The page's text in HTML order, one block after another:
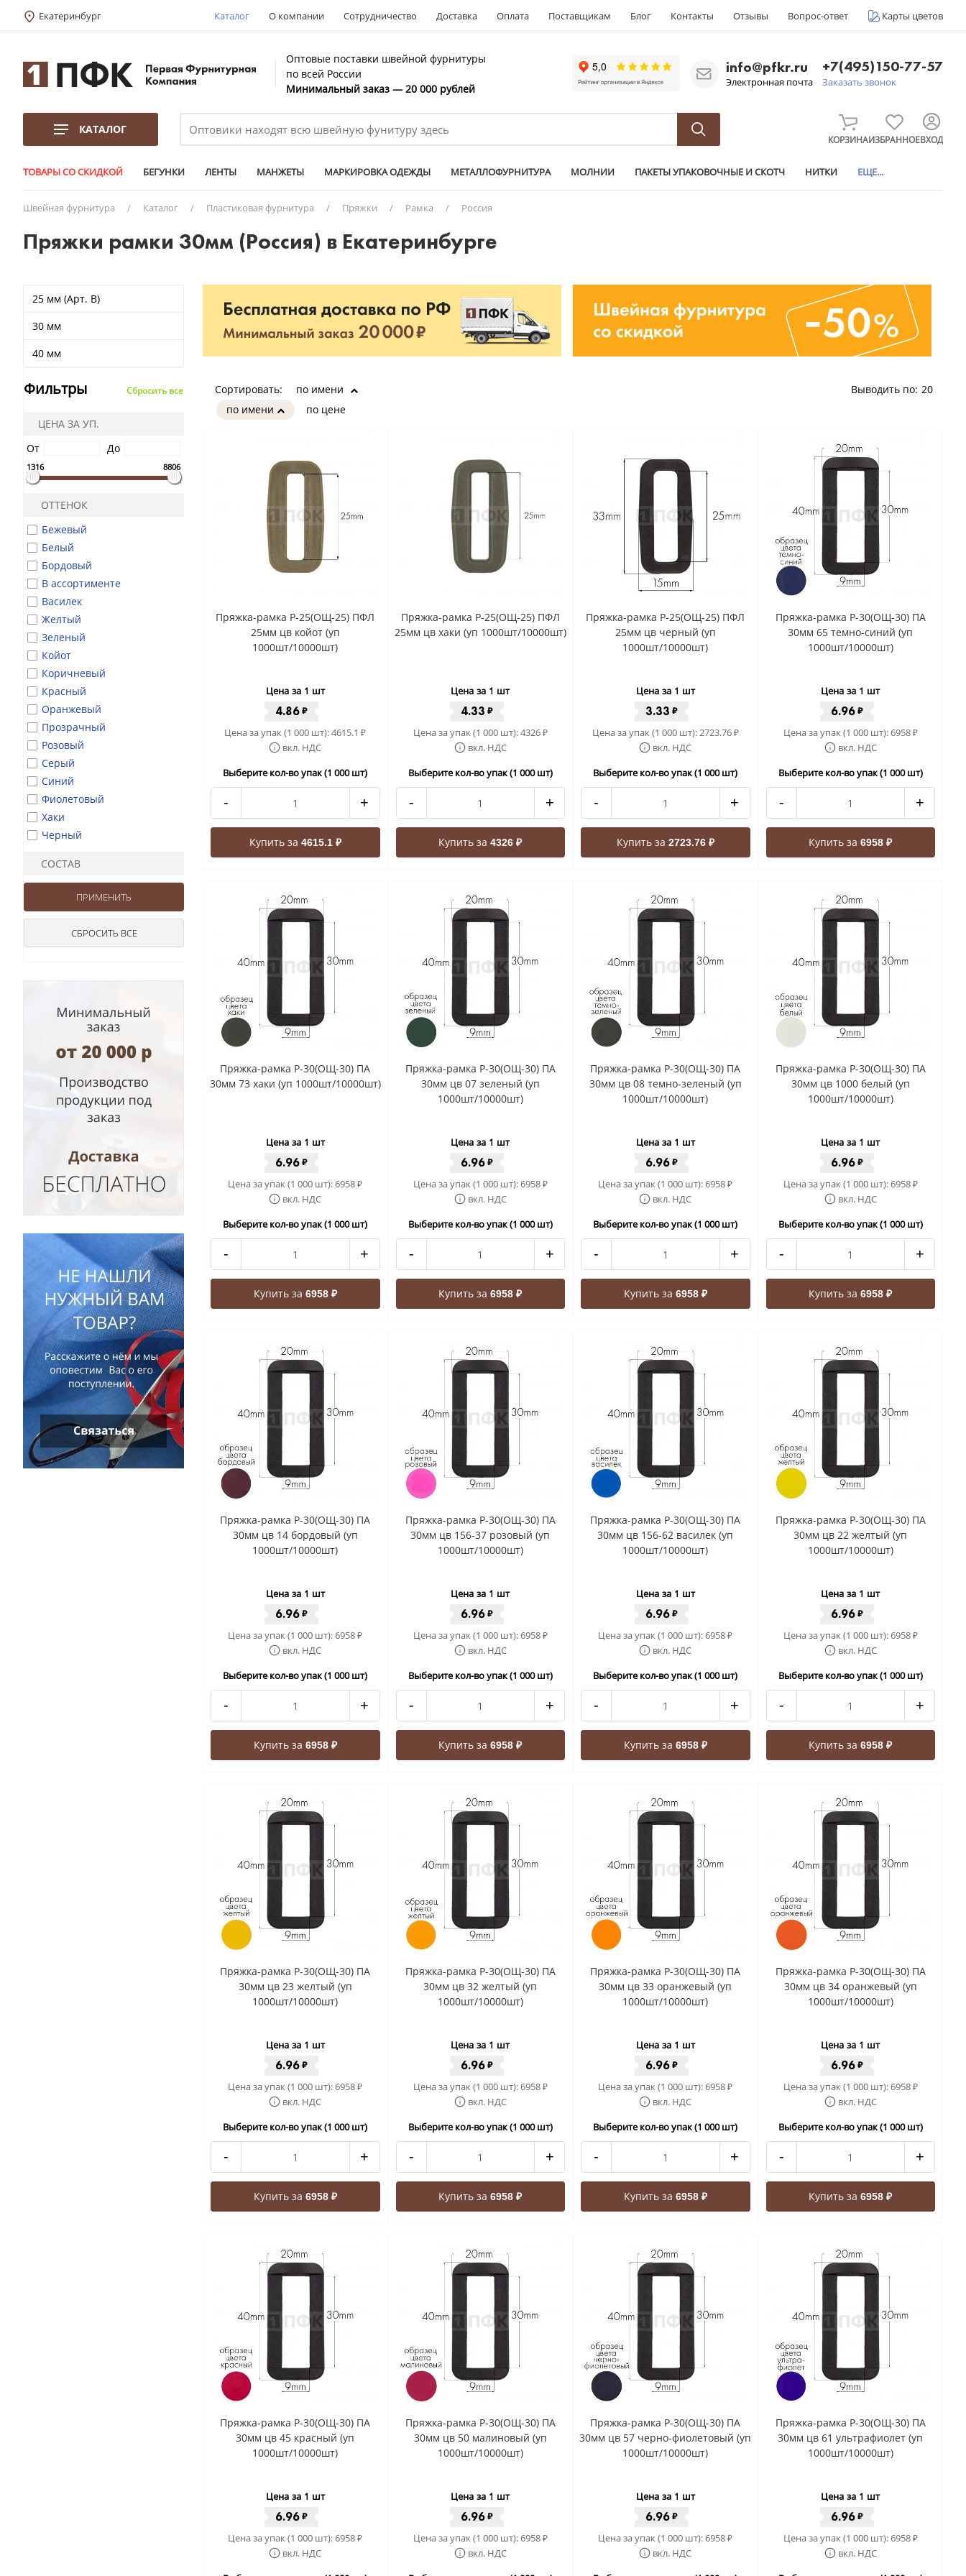
Екатеринбург Каталог О компании Сотрудничество Доставка Оплата Поставщикам Блог Контакты Отзывы Вопрос-ответ Карты цветов
Оптовые поставки швейной фурнитуры
по всей России
Минимальный заказ — 20 000 рублей
info@pfkr.ru
Электронная почта
+7(495)150-77-57
Заказать звонок
КАТАЛОГ
КОРЗИНАИЗБРАННОЕВХОД
ТОВАРЫ СО СКИДКОЙ БЕГУНКИ ЛЕНТЫ МАНЖЕТЫ МАРКИРОВКА ОДЕЖДЫ МЕТАЛЛОФУРНИТУРА МОЛНИИ ПАКЕТЫ УПАКОВОЧНЫЕ И СКОТЧ НИТКИ ЕЩЕ...
Швейная фурнитура / Каталог / Пластиковая фурнитура / Пряжки / Рамка / Россия
Пряжки рамки 30мм (Россия) в Екатеринбурге
25 мм (Арт. B)
30 мм
40 мм
Фильтры Сбросить все
ЦЕНА ЗА УП.
От
До
1316 8806
ОТТЕНОК
Бежевый
Белый
Бордовый
В ассортименте
Василек
Желтый
Зеленый
Койот
Коричневый
Красный
Оранжевый
Прозрачный
Розовый
Серый
Синий
Фиолетовый
Хаки
Черный
СОСТАВ
Сортировать:
по имени
по цене
по имени Выводить по: 20
Пряжка-рамка Р-25(ОЩ-25) ПФЛ
25мм цв койот (уп
1000шт/10000шт)
Цена за 1 шт
4.86₽
Цена за упак (1 000 шт):4615.1₽
вкл. НДС
Выберите кол-во упак (1 000 шт)
- +
Купить за 4615.1 ₽
Пряжка-рамка Р-25(ОЩ-25) ПФЛ
25мм цв хаки (уп 1000шт/10000шт)
Цена за 1 шт
4.33 ₽
Цена за упак (1 000 шт):4326₽
вкл. НДС
Выберите кол-во упак (1 000 шт)
- +
Купить за4326 ₽
Пряжка-рамка Р-25(ОЩ-25) ПФЛ
25мм цв черный (уп
1000шт/10000шт)
Цена за 1 шт
3.33 ₽
Цена за упак (1 000 шт):2723.76₽
вкл. НДС
Выберите кол-во упак (1 000 шт)
- +
Купить за 2723.76 ₽
Пряжка-рамка Р-30(ОЩ-30) ПА
30мм 65 темно-синий (уп
1000шт/10000шт)
Цена за 1 шт
6.96₽
Цена за упак (1 000 шт):6958₽
вкл. НДС
Выберите кол-во упак (1 000 шт)
- +
Купить за6958 ₽
Пряжка-рамка Р-30(ОЩ-30) ПА
30мм 73 хаки (уп 1000шт/10000шт)
Цена за 1 шт
6.96₽
Цена за упак (1 000 шт):6958₽
вкл. НДС
Выберите кол-во упак (1 000 шт)
- +
Купить за 6958 ₽
Пряжка-рамка Р-30(ОЩ-30) ПА
30мм цв 07 зеленый (уп
1000шт/10000шт)
Цена за 1 шт
6.96₽
Цена за упак (1 000 шт):6958₽
вкл. НДС
Выберите кол-во упак (1 000 шт)
- +
Купить за6958 ₽
Пряжка-рамка Р-30(ОЩ-30) ПА
30мм цв 08 темно-зеленый (уп
1000шт/10000шт)
Цена за 1 шт
6.96₽
Цена за упак (1 000 шт):6958₽
вкл. НДС
Выберите кол-во упак (1 000 шт)
- +
Купить за 6958 ₽
Пряжка-рамка Р-30(ОЩ-30) ПА
30мм цв 1000 белый (уп
1000шт/10000шт)
Цена за 1 шт
6.96₽
Цена за упак (1 000 шт):6958₽
вкл. НДС
Выберите кол-во упак (1 000 шт)
- +
Купить за6958 ₽
Пряжка-рамка Р-30(ОЩ-30) ПА
30мм цв 14 бордовый (уп
1000шт/10000шт)
Цена за 1 шт
6.96₽
Цена за упак (1 000 шт):6958₽
вкл. НДС
Выберите кол-во упак (1 000 шт)
- +
Купить за 6958 ₽
Пряжка-рамка Р-30(ОЩ-30) ПА
30мм цв 156-37 розовый (уп
1000шт/10000шт)
Цена за 1 шт
6.96₽
Цена за упак (1 000 шт):6958₽
вкл. НДС
Выберите кол-во упак (1 000 шт)
- +
Купить за6958 ₽
Пряжка-рамка Р-30(ОЩ-30) ПА
30мм цв 156-62 василек (уп
1000шт/10000шт)
Цена за 1 шт
6.96₽
Цена за упак (1 000 шт):6958₽
вкл. НДС
Выберите кол-во упак (1 000 шт)
- +
Купить за 6958 ₽
Пряжка-рамка Р-30(ОЩ-30) ПА
30мм цв 22 желтый (уп
1000шт/10000шт)
Цена за 1 шт
6.96₽
Цена за упак (1 000 шт):6958₽
вкл. НДС
Выберите кол-во упак (1 000 шт)
- +
Купить за6958 ₽
Пряжка-рамка Р-30(ОЩ-30) ПА
30мм цв 23 желтый (уп
1000шт/10000шт)
Цена за 1 шт
6.96₽
Цена за упак (1 000 шт):6958₽
вкл. НДС
Выберите кол-во упак (1 000 шт)
- +
Купить за 6958 ₽
Пряжка-рамка Р-30(ОЩ-30) ПА
30мм цв 32 желтый (уп
1000шт/10000шт)
Цена за 1 шт
6.96₽
Цена за упак (1 000 шт):6958₽
вкл. НДС
Выберите кол-во упак (1 000 шт)
- +
Купить за6958 ₽
Пряжка-рамка Р-30(ОЩ-30) ПА
30мм цв 33 оранжевый (уп
1000шт/10000шт)
Цена за 1 шт
6.96₽
Цена за упак (1 000 шт):6958₽
вкл. НДС
Выберите кол-во упак (1 000 шт)
- +
Купить за 6958 ₽
Пряжка-рамка Р-30(ОЩ-30) ПА
30мм цв 34 оранжевый (уп
1000шт/10000шт)
Цена за 1 шт
6.96₽
Цена за упак (1 000 шт):6958₽
вкл. НДС
Выберите кол-во упак (1 000 шт)
- +
Купить за6958 ₽
Пряжка-рамка Р-30(ОЩ-30) ПА
30мм цв 45 красный (уп
1000шт/10000шт)
Цена за 1 шт
6.96₽
Цена за упак (1 000 шт):6958₽
вкл. НДС
Пряжка-рамка Р-30(ОЩ-30) ПА
30мм цв 50 малиновый (уп
1000шт/10000шт)
Цена за 1 шт
6.96₽
Цена за упак (1 000 шт):6958₽
вкл. НДС
Пряжка-рамка Р-30(ОЩ-30) ПА
30мм цв 57 черно-фиолетовый (уп
1000шт/10000шт)
Цена за 1 шт
6.96₽
Цена за упак (1 000 шт):6958₽
вкл. НДС
Пряжка-рамка Р-30(ОЩ-30) ПА
30мм цв 61 ультрафиолет (уп
1000шт/10000шт)
Цена за 1 шт
6.96₽
Цена за упак (1 000 шт):6958₽
вкл. НДС